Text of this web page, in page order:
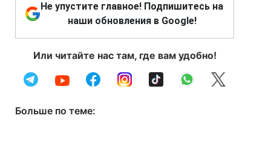
Не упустите главное! Подпишитесь на
наши обновления в Google!
Или читайте нас там, где вам удобно!
Больше по теме: